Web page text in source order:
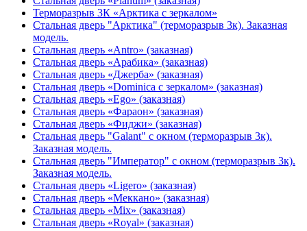
Терморазрыв 3К «Арктика с зеркалом»
Стальная дверь "Арктика" (терморазрыв 3к). Заказная
модель.
Стальная дверь «Antro» (заказная)
Стальная дверь «Арабика» (заказная)
Стальная дверь «Джерба» (заказная)
Стальная дверь «Dominica с зеркалом» (заказная)
Стальная дверь «Ego» (заказная)
Стальная дверь «Фараон» (заказная)
Стальная дверь «Фиджи» (заказная)
Стальная дверь "Galant" с окном (терморазрыв 3к).
Заказная модель.
Стальная дверь "Император" с окном (терморазрыв 3к).
Заказная модель.
Стальная дверь «Ligero» (заказная)
Стальная дверь «Меккано» (заказная)
Стальная дверь «Mix» (заказная)
Стальная дверь «Royal» (заказная)